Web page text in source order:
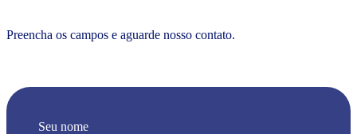
Preencha os campos e aguarde nosso contato.
Seu nome